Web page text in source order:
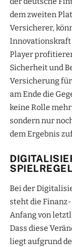
dem zweiten
Versicherer,
Player
Sicherheit und
Versicherung
am Ende die
keine Rolle
sondern nur
dem Ergebnis
Bei der
steht die
Anfang von
Dass diese
liegt aufgrund